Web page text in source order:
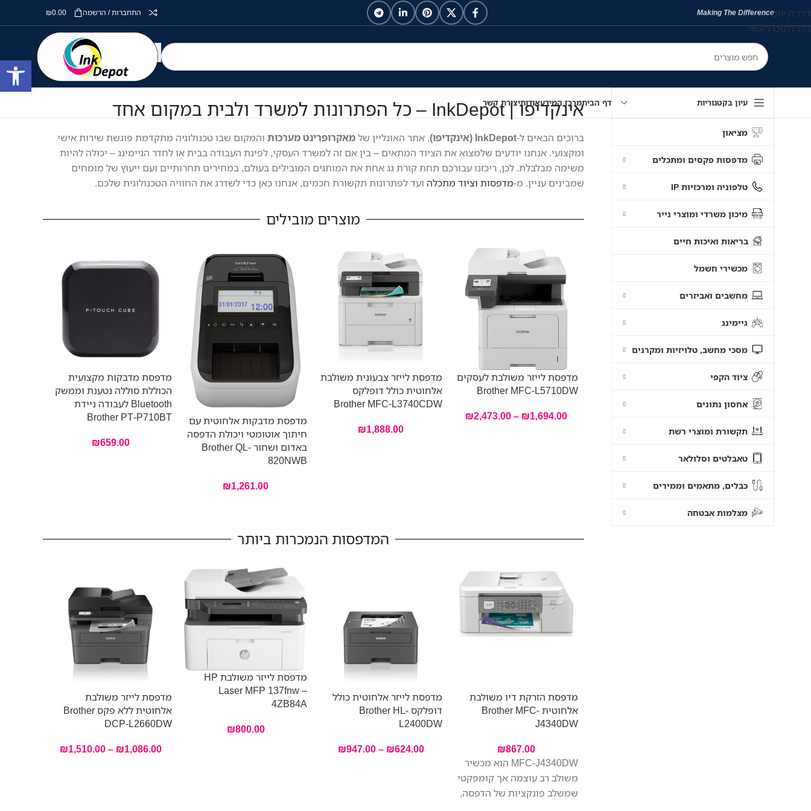
דלג לניווט
דלג לתוכן ראשי
Making The Difference התחברות / הרשמה ₪0.00
עיון בקטגוריות
מציאון
מדפסות פקסים ומתכלים
טלפוניה ומרכזיות IP
מיכון משרדי ומוצרי נייר
בריאות ואיכות חיים
מכשירי חשמל
מחשבים ואביזרים
גיימינג
מסכי מחשב, טלויזיות ומקרנים
ציוד הקפי
אחסון נתונים
תקשורת ומוצרי רשת
טאבלטים וסלולאר
כבלים, מתאמים וממירים
מצלמות אבטחה
דף הביתמרכז המידעאודותיצירת קשראינקדיפו | InkDepot – כל הפתרונות למשרד ולבית במקום אחד
ברוכים הבאים ל-InkDepot (אינקדיפו) , אתר האונליין שלמאקרופרינט מערכות והמקום שבו טכנולוגיה מתקדמת פוגשת שירות אישי
ומקצועי. אנחנו יודעים שלמצוא את הציוד המתאים – בין אם זה למשרד העסקי, לפינת העבודה בבית או לחדר הגיימינג – יכולה להיות
משימה מבלבלת. לכן, ריכזנו עבורכם תחת קורת גג אחת את המותגים המובילים בעולם, במחירים תחרותיים ועם ייעוץ של מומחים
שמבינים עניין. מ-מדפסות וציוד מתכלה ועד לפתרונות תקשורת חכמים, אנחנו כאן כדי לשדרג את החוויה הטכנולוגית שלכם.
מוצרים מובילים
מדפסת לייזר משולבת לעסקים
Brother MFC-L5710DW
₪1,694.00
–
₪2,473.00
מדפסת לייזר צבעונית משולבת
אלחוטית כולל דופלקס
Brother MFC-L3740CDW
₪1,888.00
מדפסת מדבקות אלחוטית עם
חיתוך אוטומטי ויכולת הדפסה
באדום ושחור Brother QL-
820NWB
₪1,261.00
מדפסת מדבקות מקצועית
הכוללת סוללה נטענת וממשק
Bluetooth לעבודה ניידת
Brother PT-P710BT
₪659.00
המדפסות הנמכרות ביותר
מדפסת הזרקת דיו משולבת
אלחוטית Brother MFC-
J4340DW
₪867.00
‎MFC-J4340DW הוא מכשיר
משולב רב עוצמה אך קומפקטי
שמשלב פונקציות של הדפסה,
מדפסת לייזר אלחוטית כולל
דופלקס Brother HL-
L2400DW
₪624.00
–
₪947.00
מדפסת לייזר משולבת HP
Laser MFP 137fnw –
4ZB84A
₪800.00
מדפסת לייזר משולבת
אלחוטית ללא פקס Brother
DCP-L2660DW
₪1,086.00
–
₪1,510.00
פתח